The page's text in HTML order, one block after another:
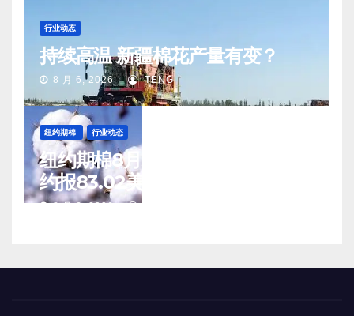
行业动态
持续高温 新疆棉花产量有变？
8 月 6, 2026 TENG
纽约期棉 行业动态
纽约期棉8月5日(周三)收涨12月合
约报83.02美分/磅
8 月 6, 2026 TENG